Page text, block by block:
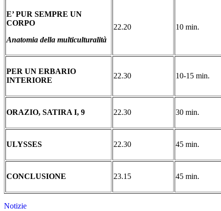
E’ PUR SEMPRE UN
CORPO
Anatomia della multiculturalità
22.20 10 min.
PER UN ERBARIO
INTERIORE
22.30 10-15 min.
ORAZIO, SATIRA I, 9 22.30 30 min.
ULYSSES 22.30 45 min.
CONCLUSIONE 23.15 45 min.
Notizie